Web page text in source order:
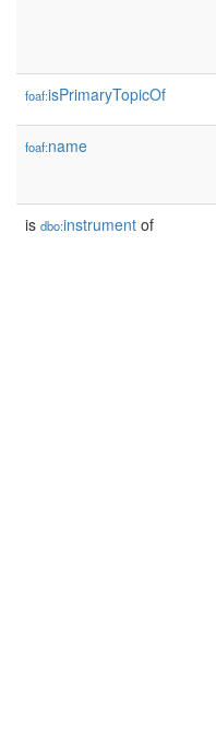
foaf:isPrimaryTopicOf
foaf:name
is dbo:instrument of